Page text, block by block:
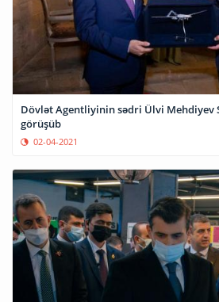
Dövlət Agentliyinin sədri Ülvi Mehdiyev
görüşüb
02-04-2021